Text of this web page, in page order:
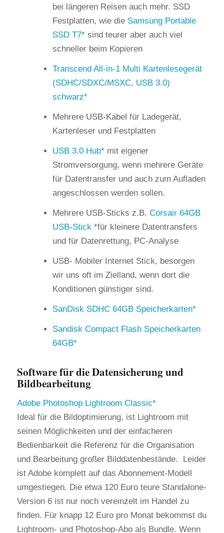
bei längeren Reisen auch mehr. SSD
Festplatten, wie die Samsung Portable
SSD T7 sind teurer aber auch viel
schneller beim Kopieren
Transcend All-in-1 Multi Kartenlesegerät
(SDHC/SDXC/MSXC, USB 3.0)
schwarz
Mehrere USB-Kabel für Ladegerät,
Kartenleser und Festplatten
USB 3.0 Hub mit eigener
Stromversorgung, wenn mehrere Geräte
für Datentransfer und auch zum Aufladen
angeschlossen werden sollen.
Mehrere USB-Sticks z.B. Corsair 64GB
USB-Stick
für kleinere Datentransfers
und für Datenrettung, PC-Analyse
USB- Mobiler Internet Stick, besorgen
wir uns oft im Zielland, wenn dort die
Konditionen günstiger sind.
SanDisk SDHC 64GB Speicherkarten
Sandisk Compact Flash Speicherkarten
64GB
Software für die Datensicherung und
Bildbearbeitung
Adobe Photoshop Lightroom Classic
Ideal für die Bildoptimierung, ist Lightroom mit
seinen Möglichkeiten und der einfacheren
Bedienbarkeit die Referenz für die Organisation
und Bearbeitung großer Bilddatenbestände. Leider
ist Adobe komplett auf das Abonnement-Modell
umgestiegen. Die etwa 120 Euro teure Standalone-
Version 6 ist nur noch vereinzelt im Handel zu
finden. Für knapp 12 Euro pro Monat bekommst du
Lightroom- und Photoshop-Abo als Bundle. Wenn